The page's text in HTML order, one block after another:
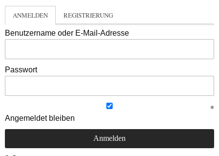
ANMELDEN REGISTRIERUNG
Benutzername oder E-Mail-Adresse
Passwort
Angemeldet bleiben